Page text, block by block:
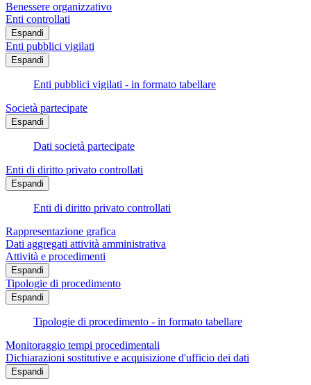
Benessere organizzativo
Enti controllati
Espandi
Enti pubblici vigilati
Espandi
Enti pubblici vigilati - in formato tabellare
Società partecipate
Espandi
Dati società partecipate
Enti di diritto privato controllati
Espandi
Enti di diritto privato controllati
Rappresentazione grafica
Dati aggregati attività amministrativa
Attività e procedimenti
Espandi
Tipologie di procedimento
Espandi
Tipologie di procedimento - in formato tabellare
Monitoraggio tempi procedimentali
Dichiarazioni sostitutive e acquisizione d'ufficio dei dati
Espandi